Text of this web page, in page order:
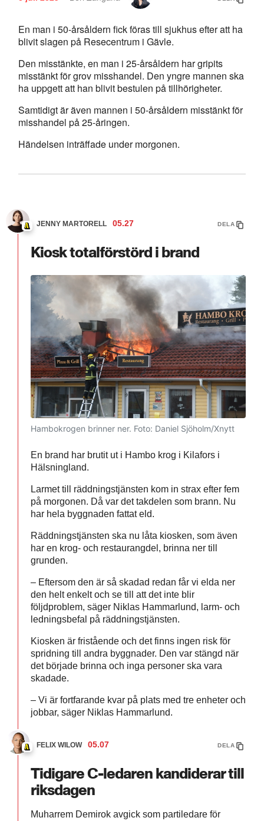
En man i 50-årsåldern fick föras till sjukhus efter att ha
blivit slagen på Resecentrum i Gävle.
Den misstänkte, en man i 25-årsåldern har gripits
misstänkt för grov misshandel. Den yngre mannen ska
ha uppgett att han blivit bestulen på tillhörigheter.
Samtidigt är även mannen i 50-årsåldern misstänkt för
misshandel på 25-åringen.
Händelsen inträffade under morgonen.
JENNY MARTORELL 05.27 DELA
Kiosk totalförstörd i brand
Hambokrogen brinner ner. Foto: Daniel Sjöholm/Xnytt
En brand har brutit ut i Hambo krog i Kilafors i
Hälsningland.
Larmet till räddningstjänsten kom in strax efter fem
på morgonen. Då var det takdelen som brann. Nu
har hela byggnaden fattat eld.
Räddningstjänsten ska nu låta kiosken, som även
har en krog- och restaurangdel, brinna ner till
grunden.
– Eftersom den är så skadad redan får vi elda ner
den helt enkelt och se till att det inte blir
följdproblem, säger Niklas Hammarlund, larm- och
ledningsbefal på räddningstjänsten.
Kiosken är fristående och det finns ingen risk för
spridning till andra byggnader. Den var stängd när
det började brinna och inga personer ska vara
skadade.
– Vi är fortfarande kvar på plats med tre enheter och
jobbar, säger Niklas Hammarlund.
FELIX WILOW 05.07 DELA
Tidigare C-ledaren kandiderar till
riksdagen
Muharrem Demirok avgick som partiledare för